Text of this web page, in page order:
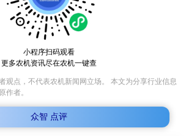
小程序扫码观看
更多农机资讯尽在农机一键查
观点，不代表农机新闻网立场。 本文为分享行业信息
作者。
众智 点评